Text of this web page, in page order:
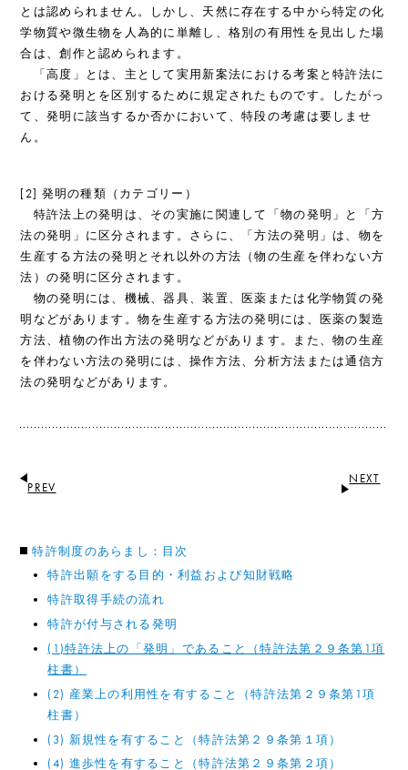
とは認められません。しかし、天然に存在する中から特定の化
学物質や微生物を人為的に単離し、格別の有用性を見出した場
合は、創作と認められます。
「高度」とは、主として実用新案法における考案と特許法に
おける発明とを区別するために規定されたものです。したがっ
て、発明に該当するか否かにおいて、特段の考慮は要しませ
ん。
[2] 発明の種類（カテゴリー）
特許法上の発明は、その実施に関連して「物の発明」と「方
法の発明」に区分されます。さらに、「方法の発明」は、物を
生産する方法の発明とそれ以外の方法（物の生産を伴わない方
法）の発明に区分されます。
物の発明には、機械、器具、装置、医薬または化学物質の発
明などがあります。物を生産する方法の発明には、医薬の製造
方法、植物の作出方法の発明などがあります。また、物の生産
を伴わない方法の発明には、操作方法、分析方法または通信方
法の発明などがあります。
PREV
NEXT
特許制度のあらまし：目次
特許出願をする目的・利益および知財戦略
特許取得手続の流れ
特許が付与される発明
(1)特許法上の「発明」であること（特許法第２９条第1項
柱書）
(2) 産業上の利用性を有すること（特許法第２９条第1項
柱書）
(3) 新規性を有すること（特許法第２９条第１項）
(4) 進歩性を有すること（特許法第２９条第２項）